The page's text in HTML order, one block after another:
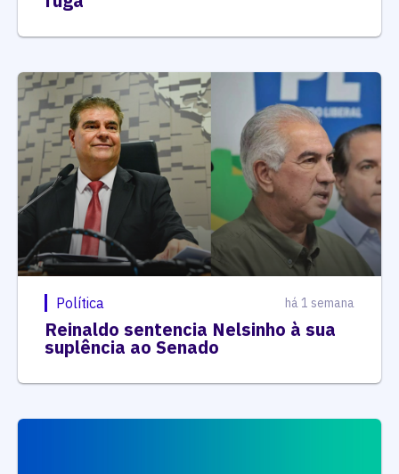
Política há 1 semana
Reinaldo sentencia Nelsinho à sua
suplência ao Senado